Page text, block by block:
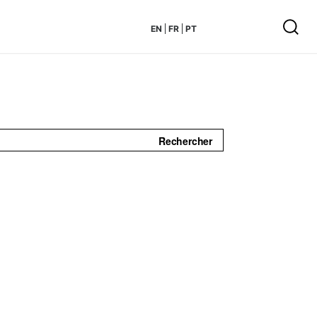
Rechercher
EN FR PT